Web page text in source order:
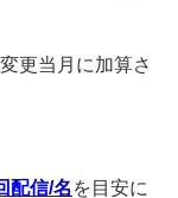
更当月に加算さ
配信/名 を目安に